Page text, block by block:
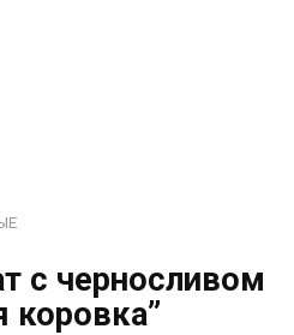
с черносливом
коровка”